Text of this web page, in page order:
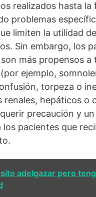
realizados hasta la
problemas
limiten la utilidad
Sin embargo, los
más propensos
ejemplo,
torpeza o
renales, hepáticos o
precaución y
los pacientes que
adelgazar pero